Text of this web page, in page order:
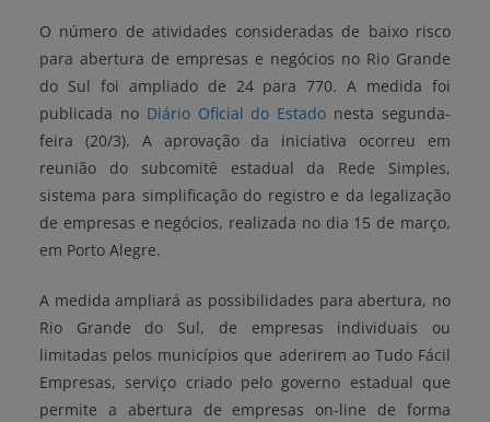
O número de atividades consideradas de baixo risco
para abertura de empresas e negócios no Rio Grande
do Sul foi ampliado de 24 para 770. A medida foi
publicada no Diário Oficial do Estado nesta segunda-
feira (20/3). A aprovação da iniciativa ocorreu em
reunião do subcomitê estadual da Rede Simples,
sistema para simplificação do registro e da legalização
de empresas e negócios, realizada no dia 15 de março,
em Porto Alegre.
A medida ampliará as possibilidades para abertura, no
Rio Grande do Sul, de empresas individuais ou
limitadas pelos municípios que aderirem ao Tudo Fácil
Empresas, serviço criado pelo governo estadual que
permite a abertura de empresas on-line de forma